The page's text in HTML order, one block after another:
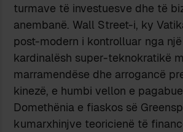
turmave të investuesve dhe të
anembanë. Wall Street-i, ky
post-modern i kontrolluar nga
kardinalësh super-teknokratikë
marramendëse dhe arrogancë
kinezë, e humbi vellon e
Domethënia e fiaskos së
kumarxhinjve teoricienë të